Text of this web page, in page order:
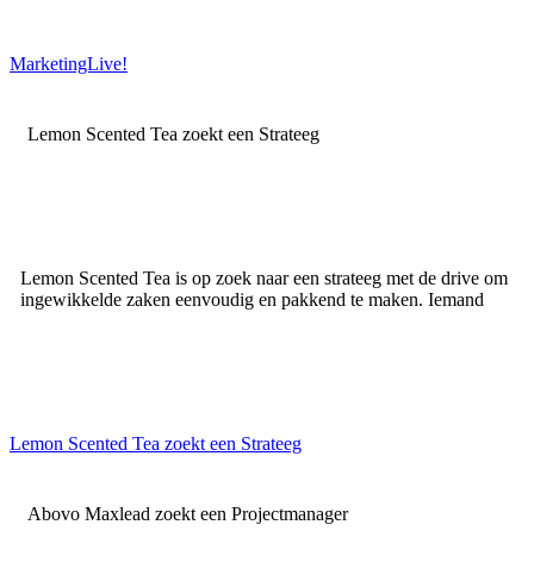
MarketingLive!
Lemon Scented Tea zoekt een Strateeg
Lemon Scented Tea is op zoek naar een strateeg met de drive om
ingewikkelde zaken eenvoudig en pakkend te maken. Iemand
Lemon Scented Tea zoekt een Strateeg
Abovo Maxlead zoekt een Projectmanager